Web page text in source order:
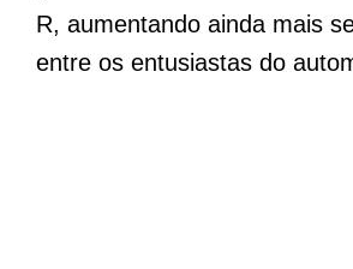
R, aumentando ainda mais
entre os entusiastas do